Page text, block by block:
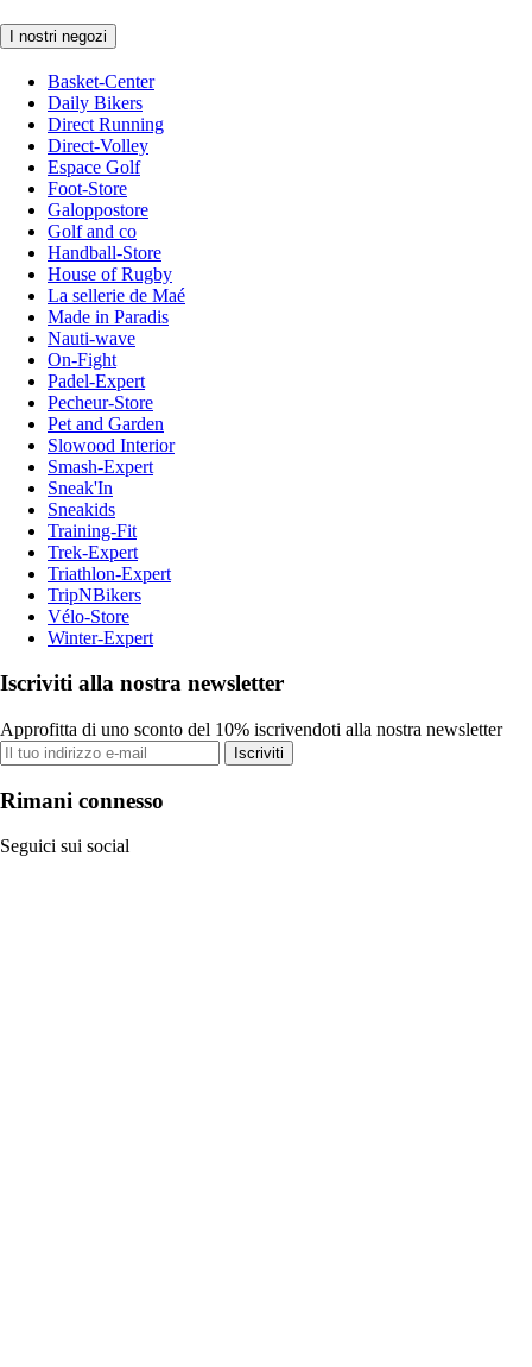
I nostri negozi
Basket-Center
Daily Bikers
Direct Running
Direct-Volley
Espace Golf
Foot-Store
Galoppostore
Golf and co
Handball-Store
House of Rugby
La sellerie de Maé
Made in Paradis
Nauti-wave
On-Fight
Padel-Expert
Pecheur-Store
Pet and Garden
Slowood Interior
Smash-Expert
Sneak'In
Sneakids
Training-Fit
Trek-Expert
Triathlon-Expert
TripNBikers
Vélo-Store
Winter-Expert
Iscriviti alla nostra newsletter
Approfitta di uno sconto del 10% iscrivendoti alla nostra newsletter
Iscriviti
Rimani connesso
Seguici sui social